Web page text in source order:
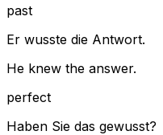
past
Er wusste die Antwort.
He knew the answer.
perfect
Haben Sie das gewusst?